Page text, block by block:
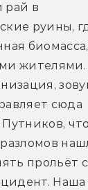
рай в
руины,
жителями.
сюда
прольёт
Наша